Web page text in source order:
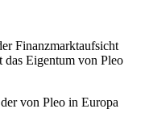
Finanzmarktaufsicht
Eigentum von Pleo
von Pleo in Europa